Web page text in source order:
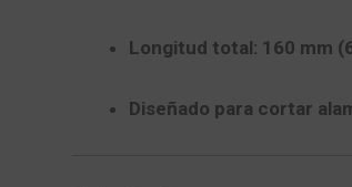
Longitud total: 160 mm
Diseñado para cortar